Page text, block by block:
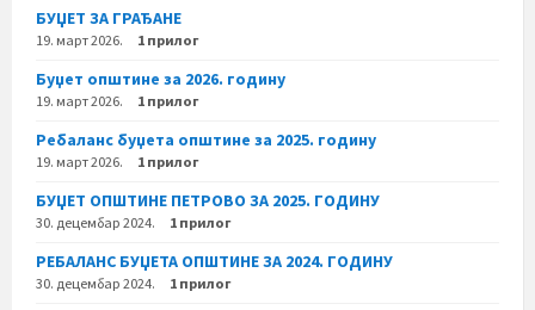
БУЏЕТ ЗА ГРАЂАНЕ
19. март 2026. 1 прилог
Буџет општине за 2026. годину
19. март 2026. 1 прилог
Ребаланс буџета општине за 2025. годину
19. март 2026. 1 прилог
БУЏЕТ ОПШТИНЕ ПЕТРОВО ЗА 2025. ГОДИНУ
30. децембар 2024. 1 прилог
РЕБАЛАНС БУЏЕТА ОПШТИНЕ ЗА 2024. ГОДИНУ
30. децембар 2024. 1 прилог